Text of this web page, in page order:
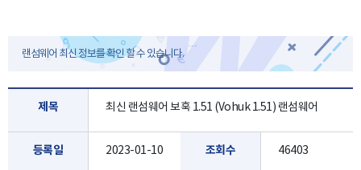
랜섬웨어 최신 정보를 확인 할 수 있습니다.
제목 최신 랜섬웨어 보훅 1.51 (Vohuk 1.51) 랜섬웨어
등록일 2023-01-10 조회수 46403